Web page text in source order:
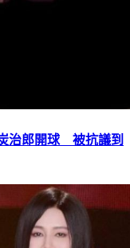
治郎開球 被抗議到